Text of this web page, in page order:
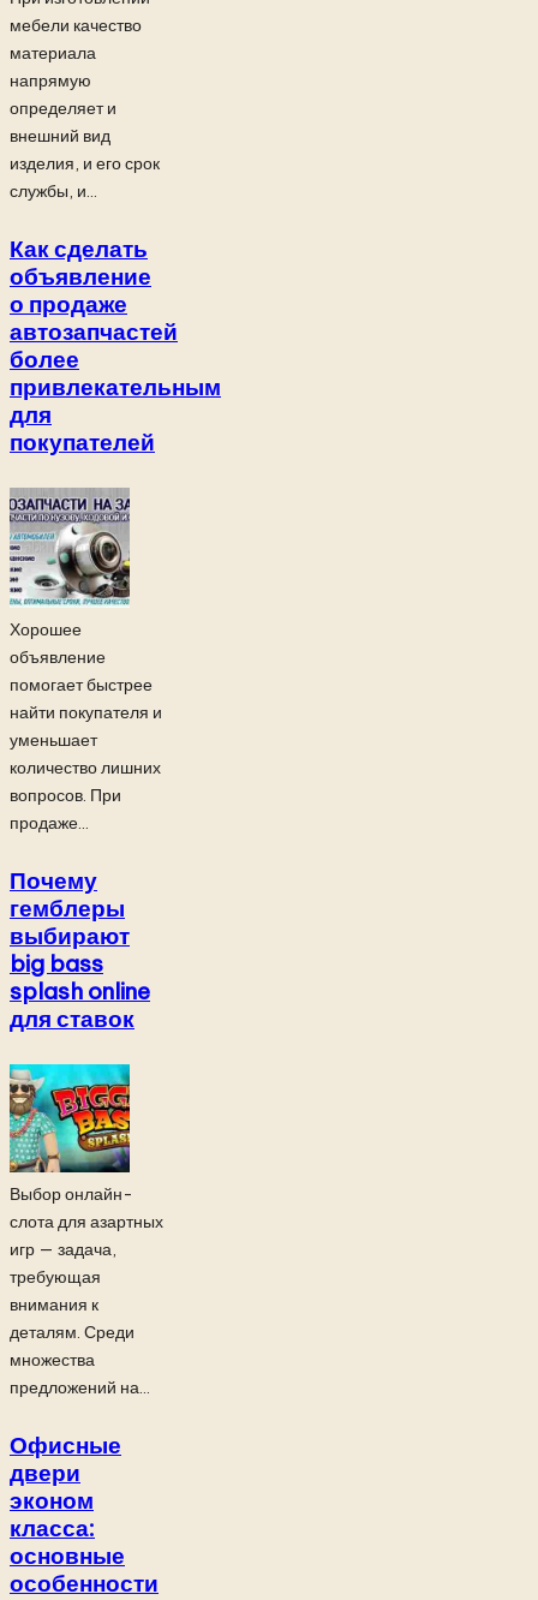
мебели качество
материала
напрямую
определяет и
внешний вид
изделия, и его срок
службы, и...
Как сделать
объявление
о продаже
автозапчастей
более
привлекательным
для
покупателей
Хорошее
объявление
помогает быстрее
найти покупателя и
уменьшает
количество лишних
вопросов. При
продаже...
Почему
гемблеры
выбирают
big bass
splash online
для ставок
Выбор онлайн-
слота для азартных
игр — задача,
требующая
внимания к
деталям. Среди
множества
предложений на...
Офисные
двери
эконом
класса:
основные
особенности